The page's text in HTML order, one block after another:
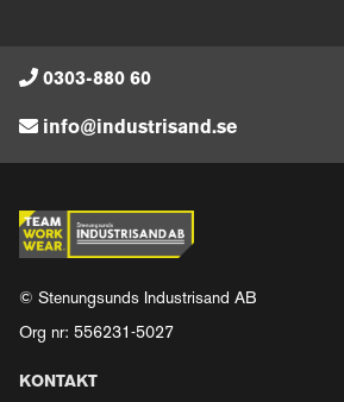
0303-880 60
info@industrisand.se
© Stenungsunds Industrisand AB
Org nr: 556231-5027
KONTAKT